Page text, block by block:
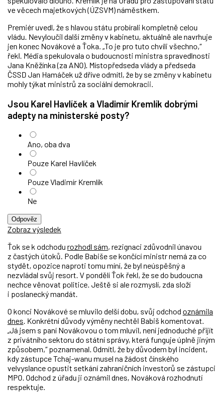
ve věcech majetkových (ÚZSVM) náměstkem.
Premiér uvedl, že s hlavou státu probírali kompletně celou
vládu. Nevyloučil další změny v kabinetu, aktuálně ale navrhuje
jen konec Novákové a Ťoka. „To je pro tuto chvíli všechno,“
řekl. Média spekulovala o budoucnosti ministra spravedlnosti
Jana Kněžínka (za ANO). Místopředseda vlády a předseda
ČSSD Jan Hamáček už dříve odmítl, že by se změny v kabinetu
mohly týkat ministrů za sociální demokracii.
Jsou Karel Havlíček a Vladimír Kremlík dobrými
adepty na ministerské posty?
Ano, oba dva
Pouze Karel Havlíček
Pouze Vladimír Kremlík
Ne
Odpověz
Zobraz výsledek
Ťok se k odchodu rozhodl sám, rezignaci zdůvodnil únavou
z častých útoků. Podle Babiše se končící ministr nemá za co
stydět, opozice naproti tomu míní, že byl neúspěšný a
nezvládal svůj resort. V pondělí Ťok řekl, že se do budoucna
nechce věnovat politice. Ještě si ale rozmyslí, zda složí
i poslanecký mandát.
O konci Novákové se mluvilo delší dobu, svůj odchod oznámila
dnes. Konkrétní důvody výměny nechtěl Babiš komentovat.
„Já jsem s paní Novákovou o tom mluvil, není jednoduché přijít
z privátního sektoru do státní správy, která funguje úplně jiným
způsobem,“ poznamenal. Odmítl, že by důvodem byl incident,
kdy zástupce Tchaj-wanu musel na žádost čínského
velvyslance opustit setkání zahraničních investorů se zástupci
MPO. Odchod z úřadu ji oznámil dnes, Nováková rozhodnutí
respektuje.